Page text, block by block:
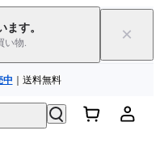
ます。
い物. ×
｜送料無料
キャッシュバックまたはクー
詳細を見る
with our experts now!